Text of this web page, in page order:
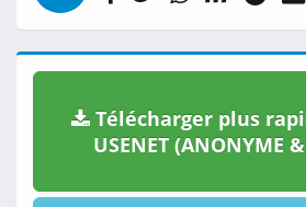
Télécharger plus
USENET (ANONYME